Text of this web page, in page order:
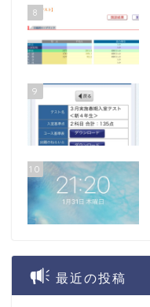
8
9
10
最近の投稿